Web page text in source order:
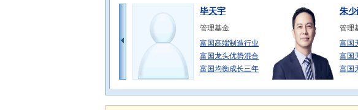
毕天宇
管理基金
富国高端制造行业
富国龙头优势混合
富国均衡成长三年
朱
管理
富国
富国
富国
蒲世林
管理基金
王
管理